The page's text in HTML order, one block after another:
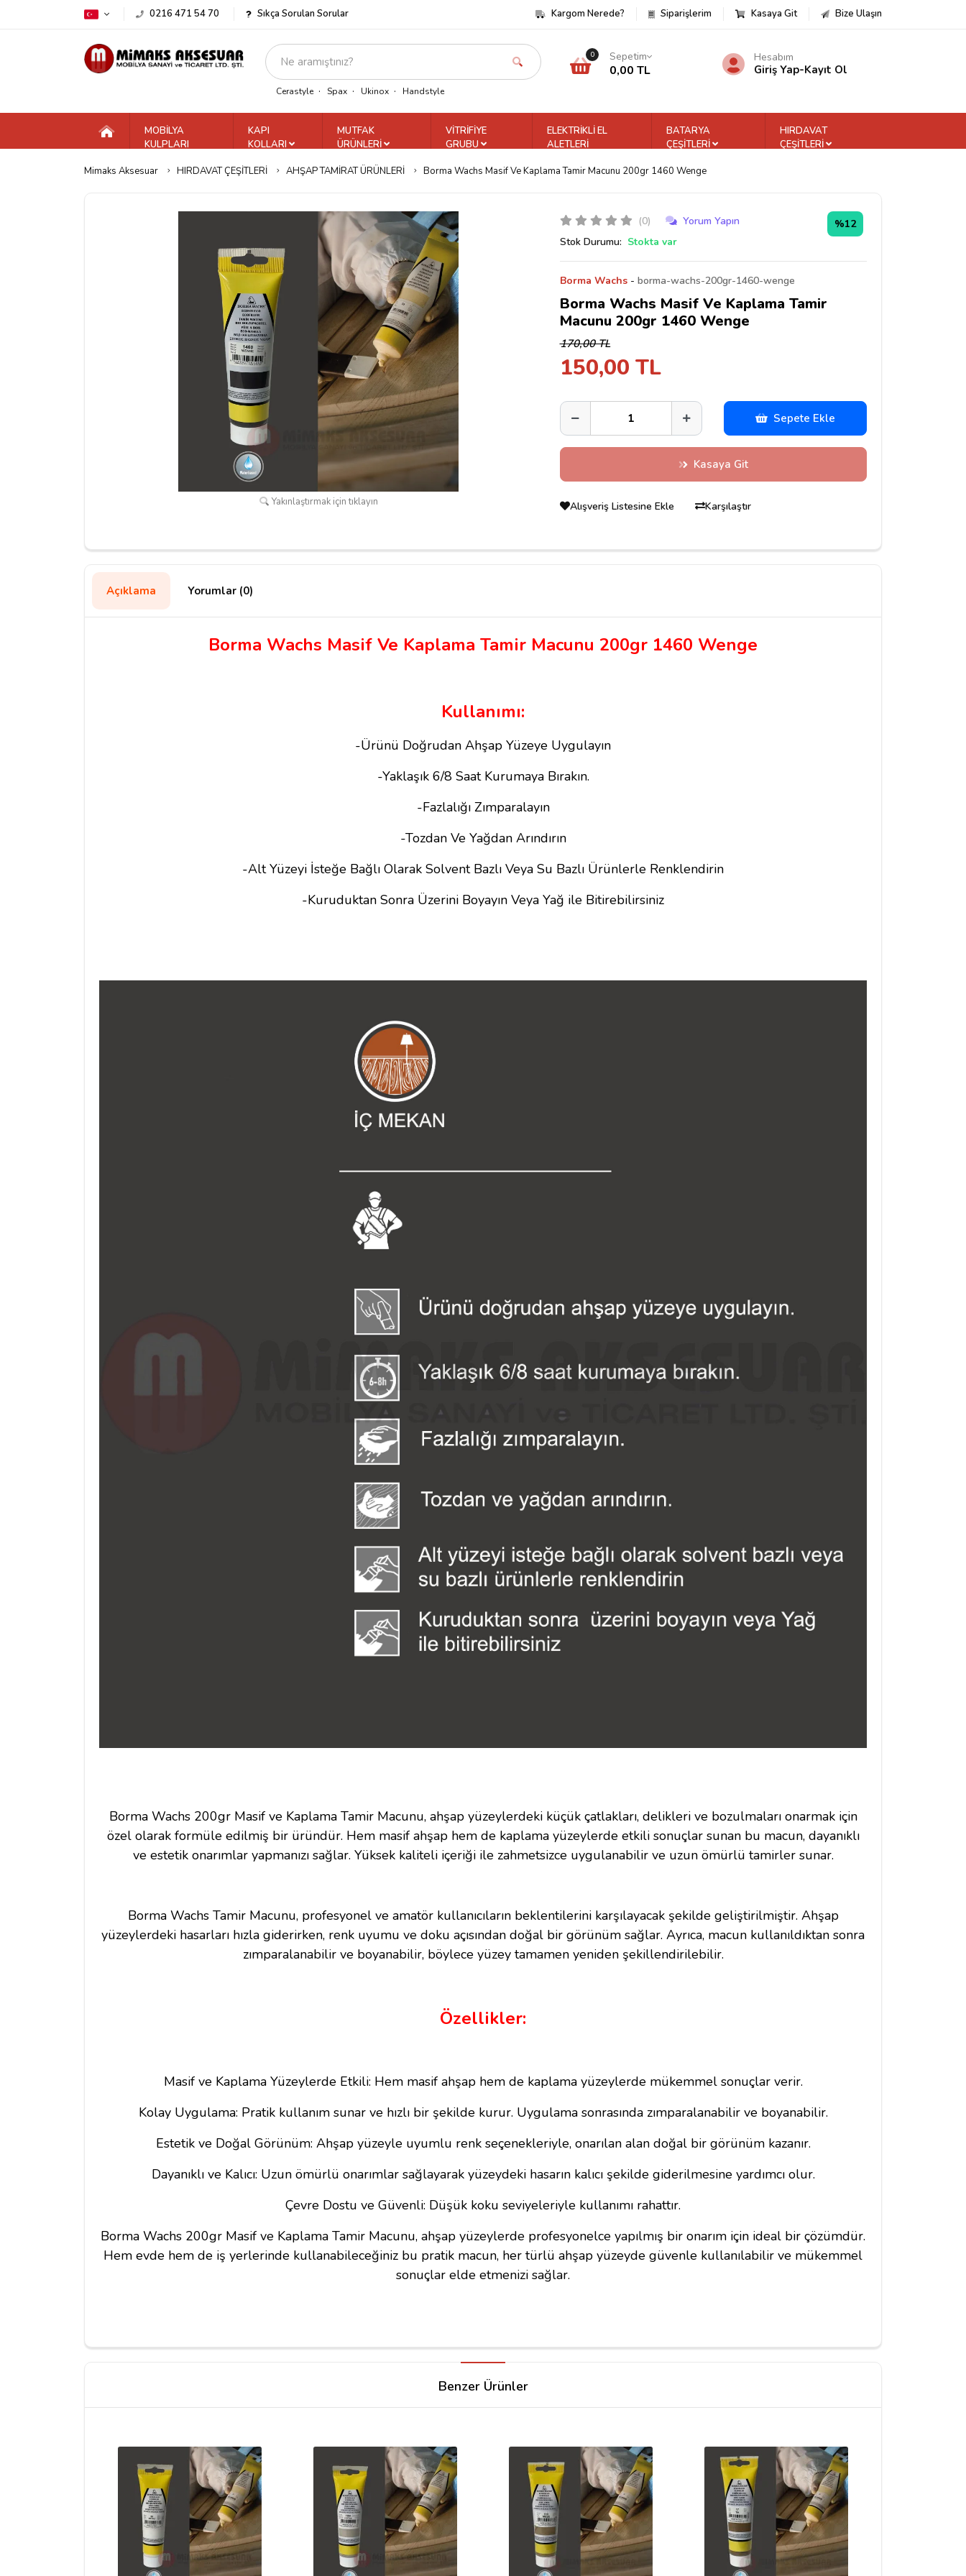
0216 471 54 70 Sıkça Sorulan Sorular Kargom Nerede? Siparişlerim Kasaya Git Bize Ulaşın
Cerastyle Spax Ukinox Handstyle
0 Sepetim
0,00 TL
Hesabım
Giriş Yap-Kayıt Ol
MOBİLYA
KULPLARI
KAPI
KOLLARI
MUTFAK
ÜRÜNLERİ
VİTRİFİYE
GRUBU
ELEKTRİKLİ EL
ALETLERİ
BATARYA
ÇEŞİTLERİ
HIRDAVAT
ÇEŞİTLERİ
Mimaks Aksesuar HIRDAVAT ÇEŞİTLERİ AHŞAP TAMİRAT ÜRÜNLERİ Borma Wachs Masif Ve Kaplama Tamir Macunu 200gr 1460 Wenge
Yakınlaştırmak için tıklayın
(0)
Yorum Yapın
Stok Durumu: Stokta var
%12
Borma Wachs- borma-wachs-200gr-1460-wenge
Borma Wachs Masif Ve Kaplama Tamir
Macunu 200gr 1460 Wenge
170,00 TL
150,00 TL
Sepete Ekle
Kasaya Git
Alışveriş Listesine Ekle Karşılaştır
Açıklama Yorumlar (0)
Borma Wachs Masif Ve Kaplama Tamir Macunu 200gr 1460 Wenge
Kullanımı:
-Ürünü Doğrudan Ahşap Yüzeye Uygulayın
-Yaklaşık 6/8 Saat Kurumaya Bırakın.
-Fazlalığı Zımparalayın
-Tozdan Ve Yağdan Arındırın
-Alt Yüzeyi İsteğe Bağlı Olarak Solvent Bazlı Veya Su Bazlı Ürünlerle Renklendirin
-Kuruduktan Sonra Üzerini Boyayın Veya Yağ ile Bitirebilirsiniz
Borma Wachs 200gr Masif ve Kaplama Tamir Macunu, ahşap yüzeylerdeki küçük çatlakları, delikleri ve bozulmaları onarmak için
özel olarak formüle edilmiş bir üründür. Hem masif ahşap hem de kaplama yüzeylerde etkili sonuçlar sunan bu macun, dayanıklı
ve estetik onarımlar yapmanızı sağlar. Yüksek kaliteli içeriği ile zahmetsizce uygulanabilir ve uzun ömürlü tamirler sunar.
Borma Wachs Tamir Macunu, profesyonel ve amatör kullanıcıların beklentilerini karşılayacak şekilde geliştirilmiştir. Ahşap
yüzeylerdeki hasarları hızla giderirken, renk uyumu ve doku açısından doğal bir görünüm sağlar. Ayrıca, macun kullanıldıktan sonra
zımparalanabilir ve boyanabilir, böylece yüzey tamamen yeniden şekillendirilebilir.
Özellikler:
Masif ve Kaplama Yüzeylerde Etkili: Hem masif ahşap hem de kaplama yüzeylerde mükemmel sonuçlar verir.
Kolay Uygulama: Pratik kullanım sunar ve hızlı bir şekilde kurur. Uygulama sonrasında zımparalanabilir ve boyanabilir.
Estetik ve Doğal Görünüm: Ahşap yüzeyle uyumlu renk seçenekleriyle, onarılan alan doğal bir görünüm kazanır.
Dayanıklı ve Kalıcı: Uzun ömürlü onarımlar sağlayarak yüzeydeki hasarın kalıcı şekilde giderilmesine yardımcı olur.
Çevre Dostu ve Güvenli: Düşük koku seviyeleriyle kullanımı rahattır.
Borma Wachs 200gr Masif ve Kaplama Tamir Macunu, ahşap yüzeylerde profesyonelce yapılmış bir onarım için ideal bir çözümdür.
Hem evde hem de iş yerlerinde kullanabileceğiniz bu pratik macun, her türlü ahşap yüzeyde güvenle kullanılabilir ve mükemmel
sonuçlar elde etmenizi sağlar.
Yorumunuz*
Benzer Ürünler